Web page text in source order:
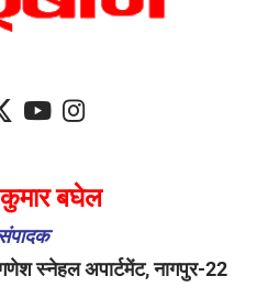
बघेल
संपादक
स्नेहल अपार्टमेंट, नागपुर-22